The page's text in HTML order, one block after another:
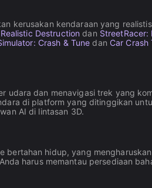
kerusakan kendaraan yang
Destruction dan StreetRacer:
Crash & Tune dan Car Crash
udara dan menavigasi trek yang
di platform yang ditinggikan
AI di lintasan 3D.
bertahan hidup, yang
harus memantau persediaan